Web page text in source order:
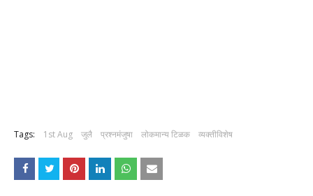
Tags: 1st Aug जुलै प्रश्नमंजुषा लोकमान्य टिळक व्यक्तीविशेष